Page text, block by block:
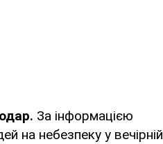
За інформацією
на небезпеку у вечірній